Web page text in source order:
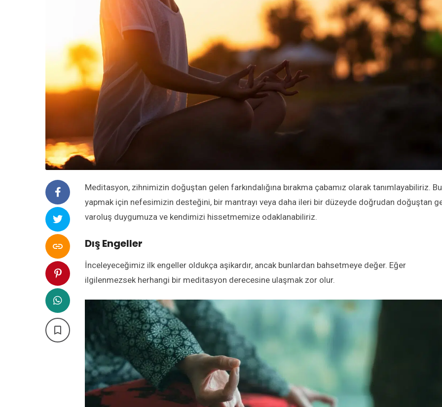


Meditasyon, zihnimizin doğuştan gelen farkındalığına bırakma çabamız olarak tanımlayabiliriz.
yapmak için nefesimizin desteğini, bir mantrayı veya daha ileri bir düzeyde doğrudan doğuştan
varoluş duygumuza ve kendimizi hissetmemize odaklanabiliriz.
Dış Engeller
İnceleyeceğimiz ilk engeller oldukça aşikardır, ancak bunlardan bahsetmeye değer. Eğer
ilgilenmezsek herhangi bir meditasyon derecesine ulaşmak zor olur.